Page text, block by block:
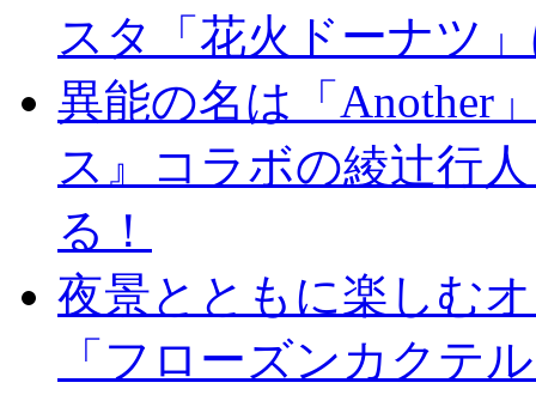
スタ「花火ドーナツ
異能の名は「Another
ス』コラボの綾辻行
る！
夜景とともに楽しむ
「フローズンカクテ